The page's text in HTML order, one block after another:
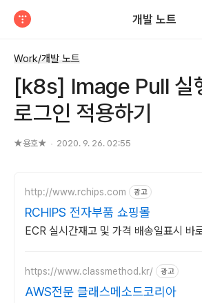
개발 노트
Work/개발 노트
[k8s] Image Pull 실
로그인 적용하기
★용호★ 2020. 9. 26. 02:55
http://www.rchips.com 광고
RCHIPS 전자부품 쇼핑몰
ECR 실시간재고 및 가격 배송일표시 바
https://www.classmethod.kr/ 광고
AWS전문 클래스메소드코리아